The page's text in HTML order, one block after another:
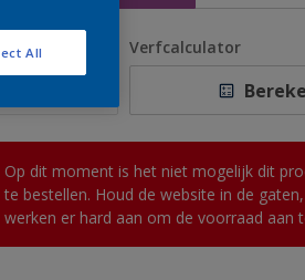
Verfcalculator
Op dit moment is het niet mogelijk dit
te bestellen. Houd de website in de
werken er hard aan om de voorraad aan
All